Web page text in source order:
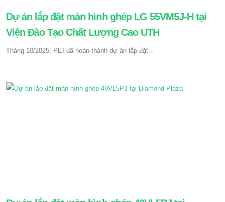
Dự án lắp đặt màn hình ghép LG 55VM5J-H tại
Viện Đào Tạo Chất Lượng Cao UTH
Tháng 10/2025, PEI đã hoàn thành dự án lắp đặt...